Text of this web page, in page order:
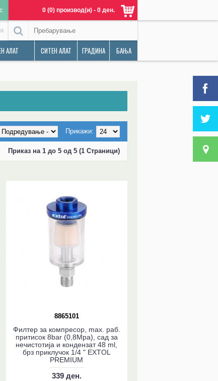
0 (0) производ(и) - 0 ден.
АЛАТ СИТЕН АЛАТ ГРАДИНА БАЊА
Прикажи:
Приказ на 1 до 5 од 5 (1 Страници)
8865101
Филтер за компресор, max. раб.
притисок 8bar (0,8Mpa), сад за
нечистотија и кондензат 48 ml,
брз приклучок 1/4 " EXTOL
PREMIUM
339 ден.